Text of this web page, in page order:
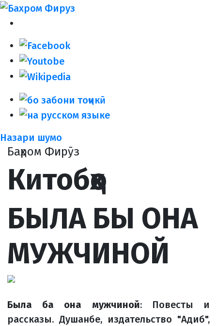
Назари шумо
Баҳром Фирӯз
Китобҳо
БЫЛА БЫ ОНА
МУЖЧИНОЙ
Была ба она мужчиной: Повесты и
рассказы. Душанбе, издательство "Адиб",